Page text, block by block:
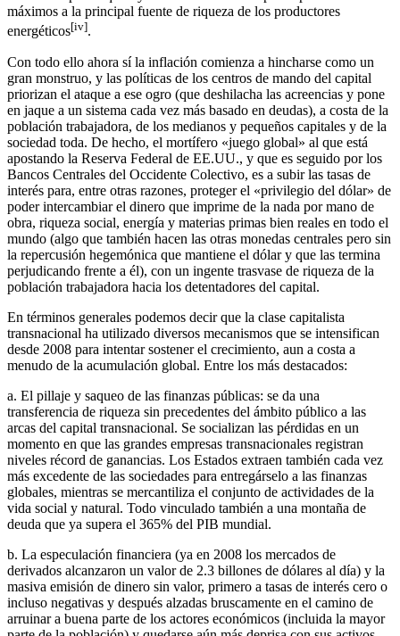
máximos a la principal fuente de riqueza de los productores
energéticos[iv].
Con todo ello ahora sí la inflación comienza a hincharse como un
gran monstruo, y las políticas de los centros de mando del capital
priorizan el ataque a ese ogro (que deshilacha las acreencias y pone
en jaque a un sistema cada vez más basado en deudas), a costa de la
población trabajadora, de los medianos y pequeños capitales y de la
sociedad toda. De hecho, el mortífero «juego global» al que está
apostando la Reserva Federal de EE.UU., y que es seguido por los
Bancos Centrales del Occidente Colectivo, es a subir las tasas de
interés para, entre otras razones, proteger el «privilegio del dólar» de
poder intercambiar el dinero que imprime de la nada por mano de
obra, riqueza social, energía y materias primas bien reales en todo el
mundo (algo que también hacen las otras monedas centrales pero sin
la repercusión hegemónica que mantiene el dólar y que las termina
perjudicando frente a él), con un ingente trasvase de riqueza de la
población trabajadora hacia los detentadores del capital.
En términos generales podemos decir que la clase capitalista
transnacional ha utilizado diversos mecanismos que se intensifican
desde 2008 para intentar sostener el crecimiento, aun a costa a
menudo de la acumulación global. Entre los más destacados:
a. El pillaje y saqueo de las finanzas públicas: se da una
transferencia de riqueza sin precedentes del ámbito público a las
arcas del capital transnacional. Se socializan las pérdidas en un
momento en que las grandes empresas transnacionales registran
niveles récord de ganancias. Los Estados extraen también cada vez
más excedente de las sociedades para entregárselo a las finanzas
globales, mientras se mercantiliza el conjunto de actividades de la
vida social y natural. Todo vinculado también a una montaña de
deuda que ya supera el 365% del PIB mundial.
b. La especulación financiera (ya en 2008 los mercados de
derivados alcanzaron un valor de 2.3 billones de dólares al día) y la
masiva emisión de dinero sin valor, primero a tasas de interés cero o
incluso negativas y después alzadas bruscamente en el camino de
arruinar a buena parte de los actores económicos (incluida la mayor